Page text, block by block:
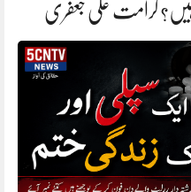
کرامت علی جعفری